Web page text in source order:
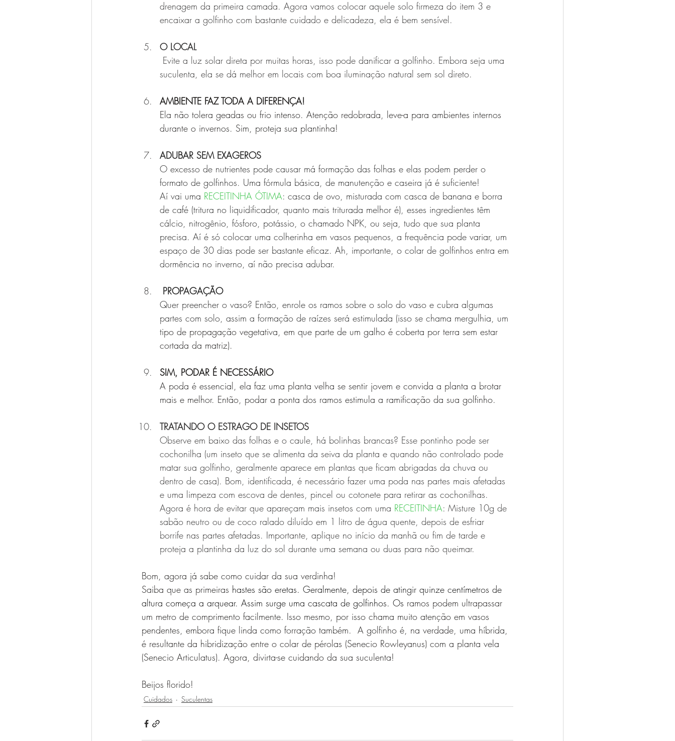
drenagem da primeira camada. Agora vamos colocar aquele solo firmeza do item 3 e
encaixar a golfinho com bastante cuidado e delicadeza, ela é bem sensível.
O LOCAL
suculenta, ela se dá melhor em locais com boa iluminação natural sem sol direto.
AMBIENTE FAZ TODA A DIFERENÇA!
Ela não tolera geadas ou frio intenso. Atenção redobrada, leve-a para ambientes internos
durante o invernos. Sim, proteja sua plantinha!
ADUBAR SEM EXAGEROS
O excesso de nutrientes pode causar má formação das folhas e elas podem perder o
formato de golfinhos. Uma fórmula básica, de manutenção e caseira já é suficiente!
Aí vai uma RECEITINHA ÓTIMA: casca de ovo, misturada com casca de banana e borra
de café (tritura no liquidificador, quanto mais triturada melhor é), esses ingredientes têm
cálcio, nitrogênio, fósforo, potássio, o chamado NPK, ou seja, tudo que sua planta
precisa. Aí é só colocar uma colherinha em vasos pequenos, a frequência pode variar, um
espaço de 30 dias pode ser bastante eficaz. Ah, importante, o colar de golfinhos entra em
dormência no inverno, aí não precisa adubar.
PROPAGAÇÃO
Quer preencher o vaso? Então, enrole os ramos sobre o solo do vaso e cubra algumas
partes com solo, assim a formação de raízes será estimulada (isso se chama mergulhia, um
tipo de propagação vegetativa, em que parte de um galho é coberta por terra sem estar
cortada da matriz).
SIM, PODAR É NECESSÁRIO
A poda é essencial, ela faz uma planta velha se sentir jovem e convida a planta a brotar
mais e melhor. Então, podar a ponta dos ramos estimula a ramificação da sua golfinho.
TRATANDO O ESTRAGO DE INSETOS
Observe em baixo das folhas e o caule, há bolinhas brancas? Esse pontinho pode ser
cochonilha (um inseto que se alimenta da seiva da planta e quando não controlado pode
matar sua golfinho, geralmente aparece em plantas que ficam abrigadas da chuva ou
dentro de casa). Bom, identificada, é necessário fazer uma poda nas partes mais afetadas
e uma limpeza com escova de dentes, pincel ou cotonete para retirar as cochonilhas.
Agora é hora de evitar que apareçam mais insetos com uma RECEITINHA: Misture 10g de
sabão neutro ou de coco ralado diluído em 1 litro de água quente, depois de esfriar
borrife nas partes afetadas. Importante, aplique no início da manhã ou fim de tarde e
proteja a plantinha da luz do sol durante uma semana ou duas para não queimar.
Bom, agora já sabe como cuidar da sua verdinha!
Saiba que as primeiras hastes são eretas. Geralmente, depois de atingir quinze centímetros de
altura começa a arquear. Assim surge uma cascata de golfinhos. Os ramos podem ultrapassar
um metro de comprimento facilmente. Isso mesmo, por isso chama muito atenção em vasos
pendentes, embora fique linda como forração também.  A golfinho é, na verdade, uma híbrida,
é resultante da hibridização entre o colar de pérolas (Senecio Rowleyanus) com a planta vela
(Senecio Articulatus). Agora, divirta-se cuidando da sua suculenta!
Beijos florido!
Cuidados Suculentas